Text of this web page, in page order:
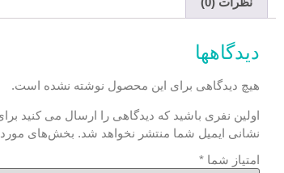
دیدگاهها
هیچ دیدگاهی برای این محصول نوشته نشده است.
اولین نفری باشید که دیدگاهی را ارسال می کنید
نشانی ایمیل شما منتشر نخواهد شد. بخش‌های
امتیاز شما *